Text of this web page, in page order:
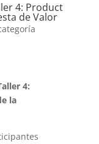
4: Product
de Valor
4:
la